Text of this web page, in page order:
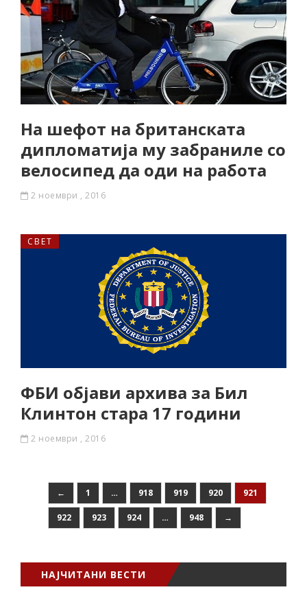
На шефот на британската
дипломатија му забраниле со
велосипед да оди на работа
2 ноември , 2016
СВЕТ
ФБИ објави архива за Бил
Клинтон стара 17 години
2 ноември , 2016
← 1 … 918 919 920 921
922 923 924 … 948 →
НАЈЧИТАНИ ВЕСТИ